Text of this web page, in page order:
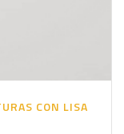
CON LISA